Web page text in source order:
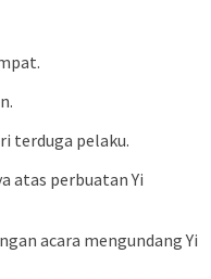
terduga pelaku.
atas perbuatan Yi
acara mengundang Yi